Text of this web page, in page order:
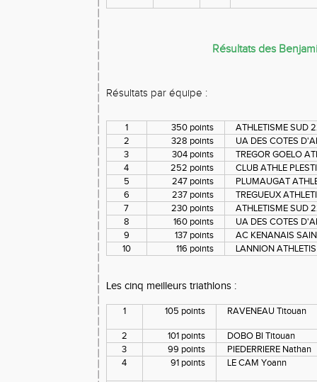
Résultats des
Résultats par équipe :
1 350 points
ATHLETISME SUD
2
328 points
UA DES COTES
3
304 points
TREGOR GOELO
4
252 points
CLUB ATHLE
5
247 points
PLUMAUGAT
6
237 points
TREGUEUX
7
230 points
ATHLETISME SUD
8
160 points
UA DES COTES
9
137 points
AC KENANAIS
10
116 points LANNION
Les cinq meilleurs triathlons :
1 105 points RAVENEAU Titouan
2 101 points
DOBO BI Titouan
3
99 points
PIEDERRIERE Nathan
4
91 points LE CAM Yoann